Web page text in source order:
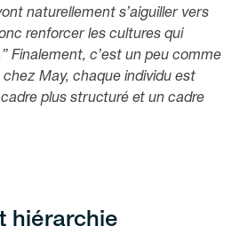
naturellement s’aiguiller vers
renforcer les cultures qui
Finalement, c’est un peu comme
May, chaque individu est
plus structuré et un cadre
hiérarchie